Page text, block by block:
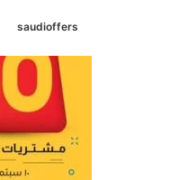
saudioffers